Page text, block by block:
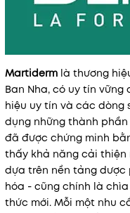
Martiderm là thương
Ban Nha, có uy tín
hiệu uy tín và các dòng
dụng những thành
đã được chứng minh
thấy khả năng cải thiện
dựa trên nền tảng
hóa - cũng chính là
thức mới. Mỗi một nhu